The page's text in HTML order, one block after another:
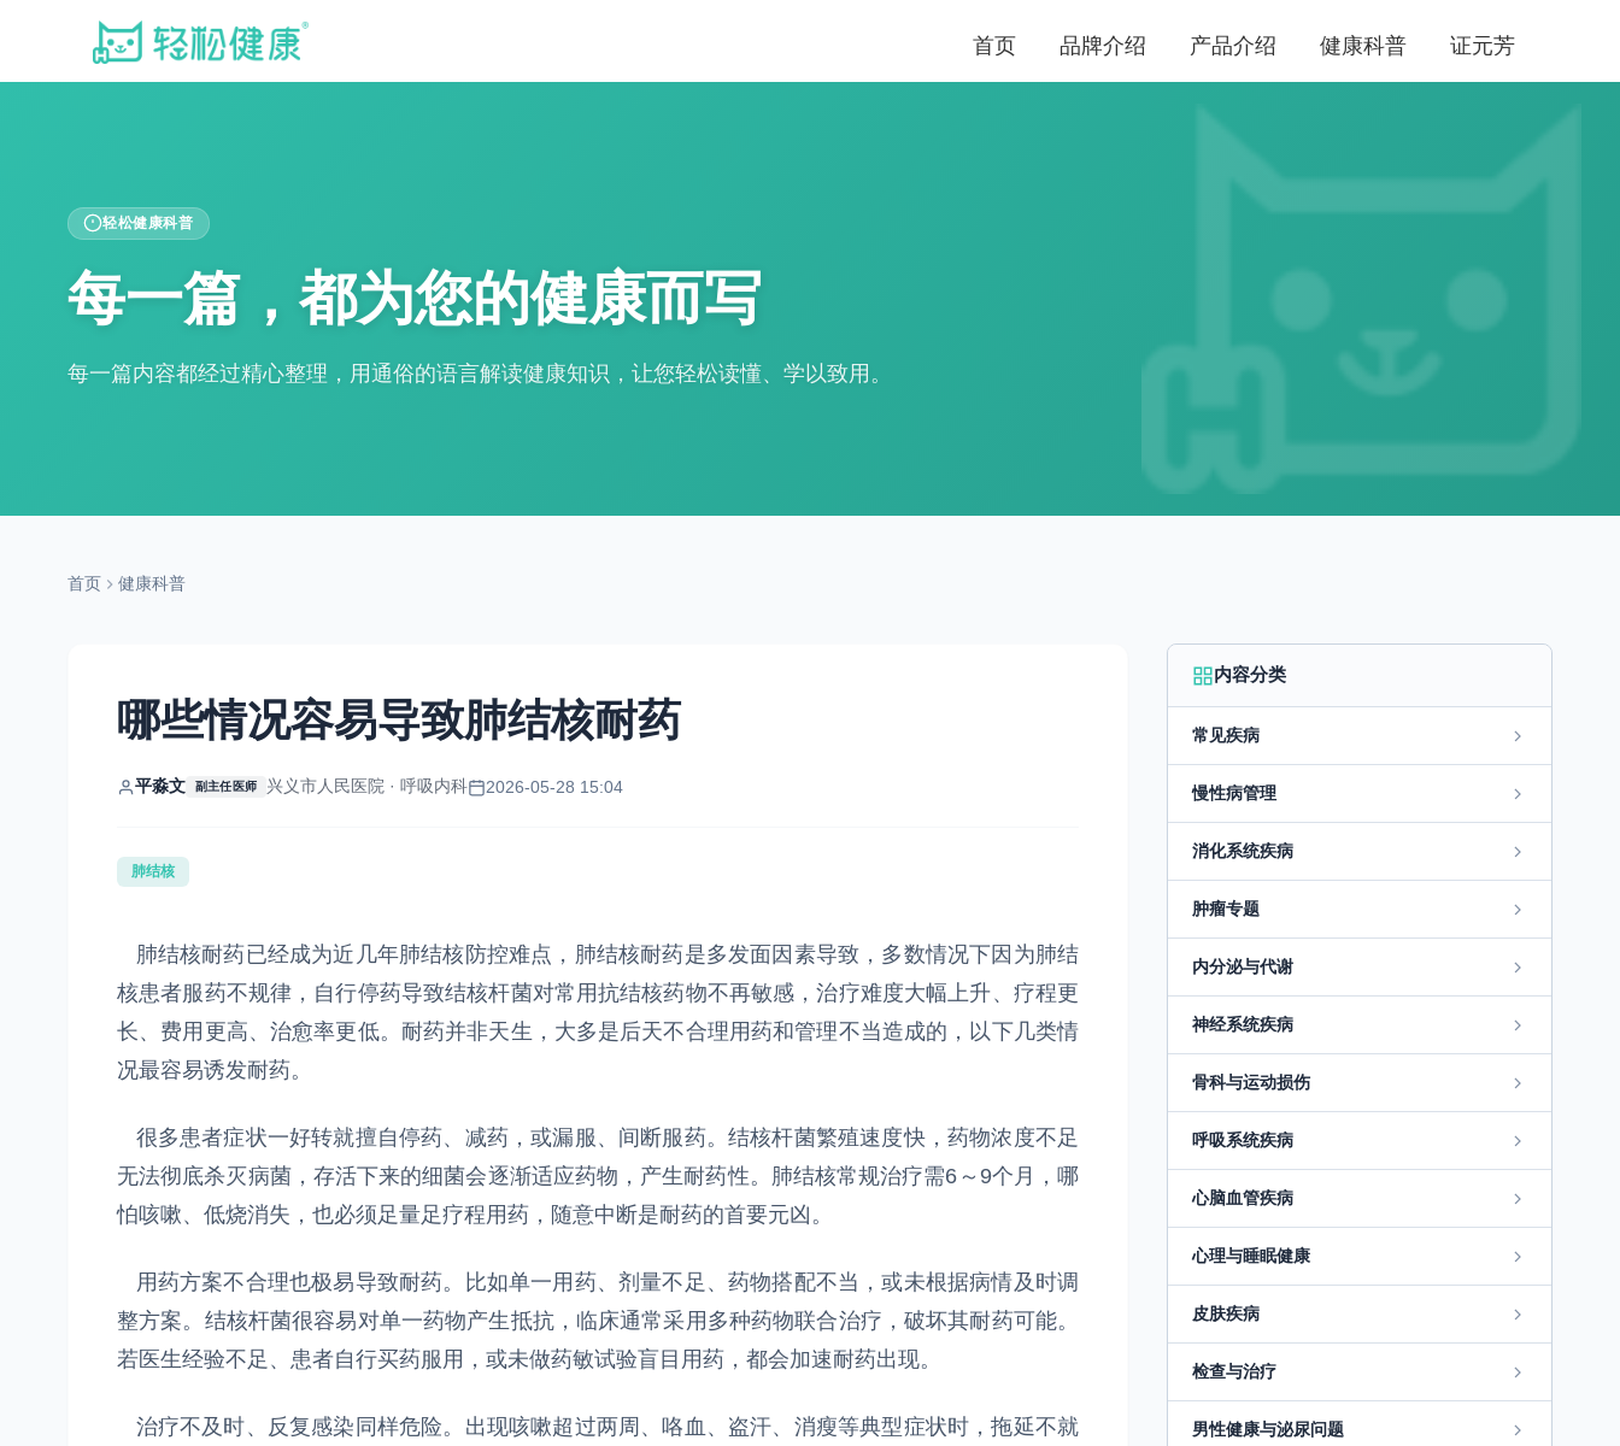
首页 品牌介绍 产品介绍 健康科普 证元芳
轻松健康科普
每一篇，都为您的健康而写
每一篇内容都经过精心整理，用通俗的语言解读健康知识，让您轻松读懂、学以致用。
首页 健康科普
哪些情况容易导致肺结核耐药
平淼文 副主任医师 兴义市人民医院 · 呼吸内科 2026-05-28 15:04
肺结核
肺结核耐药已经成为近几年肺结核防控难点，肺结核耐药是多发面因素导致，多数情况下因为肺结
核患者服药不规律，自行停药导致结核杆菌对常用抗结核药物不再敏感，治疗难度大幅上升、疗程更
长、费用更高、治愈率更低。耐药并非天生，大多是后天不合理用药和管理不当造成的，以下几类情
况最容易诱发耐药。
很多患者症状一好转就擅自停药、减药，或漏服、间断服药。结核杆菌繁殖速度快，药物浓度不足
无法彻底杀灭病菌，存活下来的细菌会逐渐适应药物，产生耐药性。肺结核常规治疗需6～9个月，哪
怕咳嗽、低烧消失，也必须足量足疗程用药，随意中断是耐药的首要元凶。
用药方案不合理也极易导致耐药。比如单一用药、剂量不足、药物搭配不当，或未根据病情及时调
整方案。结核杆菌很容易对单一药物产生抵抗，临床通常采用多种药物联合治疗，破坏其耐药可能。
若医生经验不足、患者自行买药服用，或未做药敏试验盲目用药，都会加速耐药出现。
治疗不及时、反复感染同样危险。出现咳嗽超过两周、咯血、盗汗、消瘦等典型症状时，拖延不就
内容分类
常见疾病
慢性病管理
消化系统疾病
肿瘤专题
内分泌与代谢
神经系统疾病
骨科与运动损伤
呼吸系统疾病
心脑血管疾病
心理与睡眠健康
皮肤疾病
检查与治疗
男性健康与泌尿问题